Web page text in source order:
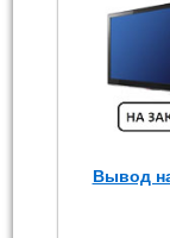
Вывод